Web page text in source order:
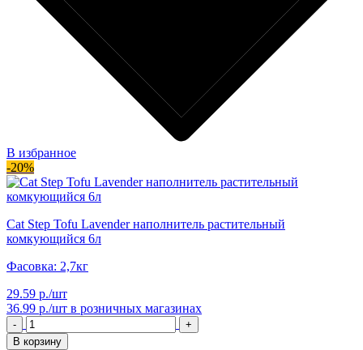
В избранное
-20%
Cat Step Tofu Lavender наполнитель растительный
комкующийся 6л
Фасовка: 2,7кг
29.59 р./шт
36.99 р./шт в розничных магазинах
-
+
В корзину